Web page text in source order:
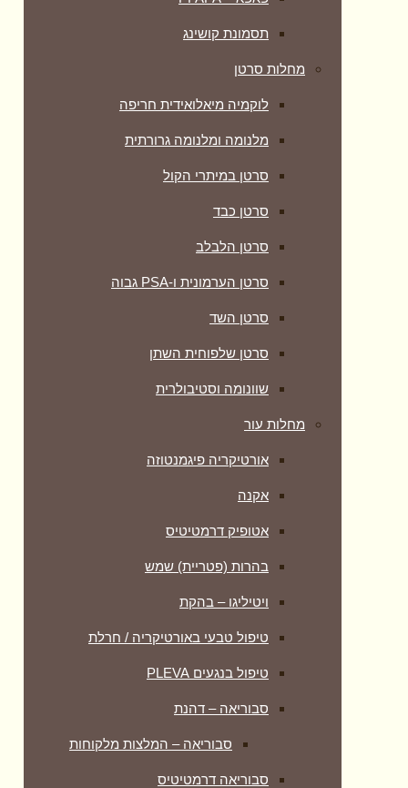
תסמונת קושינג
מחלות סרטן
לוקמיה מיאלואידית חריפה
מלנומה ומלנומה גרורתית
סרטן במיתרי הקול
סרטן כבד
סרטן הלבלב
סרטן הערמונית ו-PSA גבוה
סרטן השד
סרטן שלפוחית השתן
שוונומה וסטיבולרית
מחלות עור
אורטיקריה פיגמנטוזה
אקנה
אטופיק דרמטיטיס
בהרות (פטריית) שמש
ויטיליגו – בהקת
טיפול טבעי באורטיקריה / חרלת
טיפול בנגעים PLEVA
סבוריאה – דהנת
סבוריאה – המלצות מלקוחות
סבוריאה דרמטיטיס